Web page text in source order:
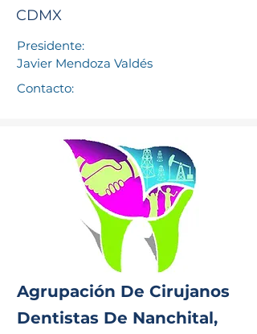
CDMX
Presidente:
Javier Mendoza Valdés
Contacto:
Agrupación De Cirujanos
Dentistas De Nanchital,